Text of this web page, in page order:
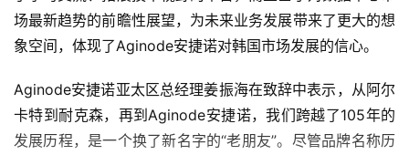
场最新趋势的前瞻性展望，为未来业务发展带来了更大的想
象空间，体现了Aginode安捷诺对韩国市场发展的信心。
Aginode安捷诺亚太区总经理姜振海在致辞中表示，从阿尔
卡特到耐克森，再到Aginode安捷诺，我们跨越了105年的
发展历程，是一个换了新名字的“老朋友”。尽管品牌名称历